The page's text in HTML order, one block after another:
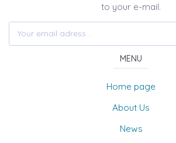
to your e-mail.
MENU
Home page
About Us
News